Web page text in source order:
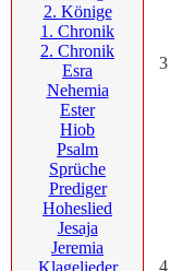
2. Könige
1. Chronik
2. Chronik
Esra
Nehemia
Ester
Hiob
Psalm
Sprüche
Prediger
Hoheslied
Jesaja
Jeremia
Klagelieder
3
4